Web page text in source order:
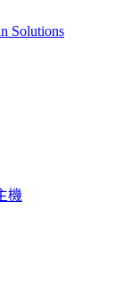
Solutions
機